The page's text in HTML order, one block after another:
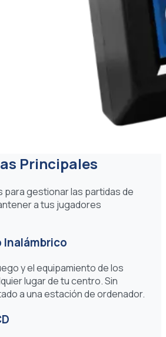
Principales
para gestionar las partidas de
a tus jugadores
y el equipamiento de los
lugar de tu centro. Sin
a una estación de ordenador.